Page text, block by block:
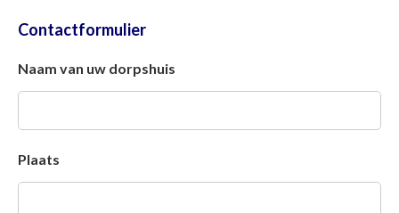
Contactformulier
Naam van uw dorpshuis
Plaats